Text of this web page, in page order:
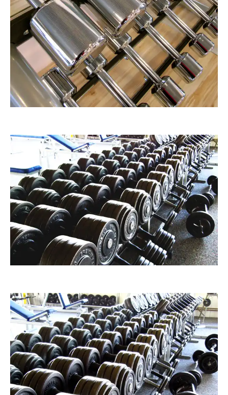
RainerSturm
RainerSturm